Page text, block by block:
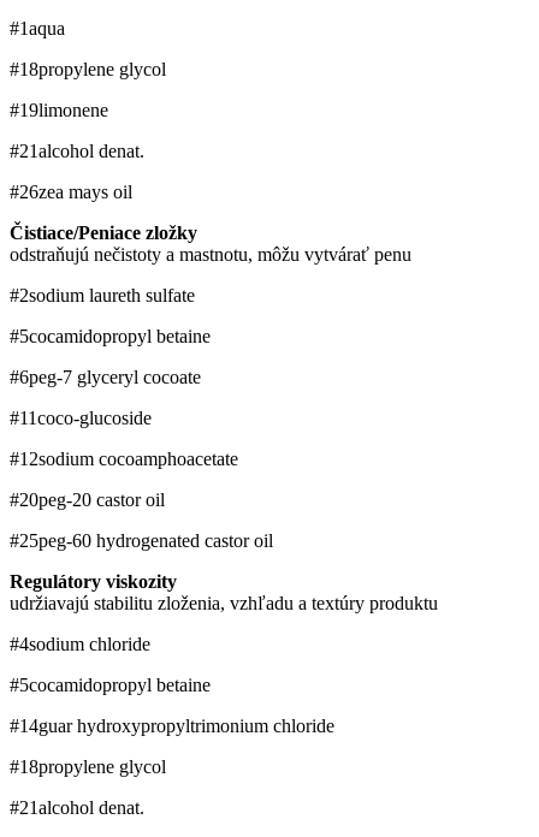
#1aqua
#18propylene glycol
#19limonene
#21alcohol denat.
#26zea mays oil
Čistiace/Peniace zložky
odstraňujú nečistoty a mastnotu, môžu vytvárať penu
#2sodium laureth sulfate
#5cocamidopropyl betaine
#6peg-7 glyceryl cocoate
#11coco-glucoside
#12sodium cocoamphoacetate
#20peg-20 castor oil
#25peg-60 hydrogenated castor oil
Regulátory viskozity
udržiavajú stabilitu zloženia, vzhľadu a textúry produktu
#4sodium chloride
#5cocamidopropyl betaine
#14guar hydroxypropyltrimonium chloride
#18propylene glycol
#21alcohol denat.